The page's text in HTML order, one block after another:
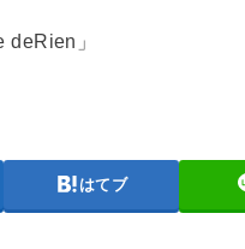
deRien」
はてブ